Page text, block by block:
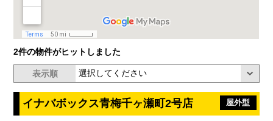
2件の物件がヒットしました
表示順
イナバボックス青梅千ヶ瀬町2号店 屋外型